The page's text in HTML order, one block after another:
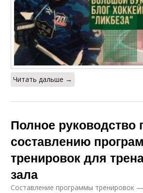
Читать дальше →
Полное руководство
составлению
тренировок для
зала
Составление программы тренировок